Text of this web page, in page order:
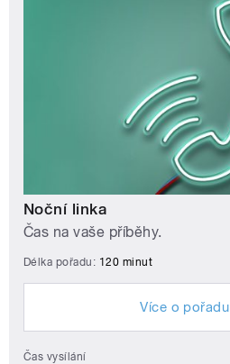
Noční linka
Čas na vaše příběhy.
Délka pořadu: 120 minut
Více o pořadu
Čas vysílání